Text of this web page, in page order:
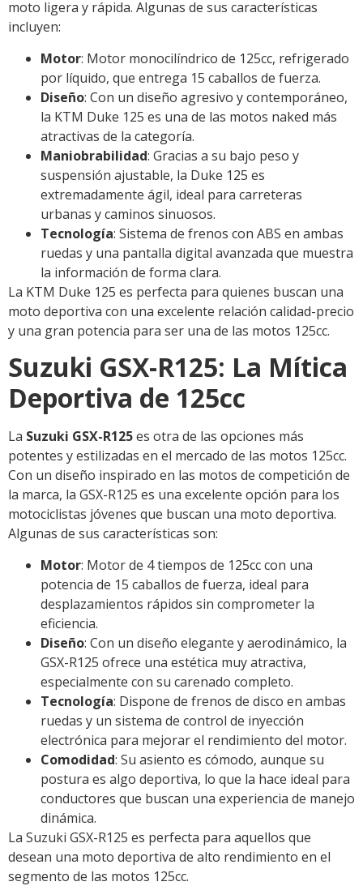
moto ligera y rápida. Algunas de sus características
incluyen:
Motor: Motor monocilíndrico de 125cc, refrigerado
por líquido, que entrega 15 caballos de fuerza.
Diseño: Con un diseño agresivo y contemporáneo,
la KTM Duke 125 es una de las motos naked más
atractivas de la categoría.
Maniobrabilidad: Gracias a su bajo peso y
suspensión ajustable, la Duke 125 es
extremadamente ágil, ideal para carreteras
urbanas y caminos sinuosos.
Tecnología: Sistema de frenos con ABS en ambas
ruedas y una pantalla digital avanzada que muestra
la información de forma clara.
La KTM Duke 125 es perfecta para quienes buscan una
moto deportiva con una excelente relación calidad-precio
y una gran potencia para ser una de las motos 125cc.
Suzuki GSX-R125: La Mítica
Deportiva de 125cc
La Suzuki GSX-R125es otra de las opciones más
potentes y estilizadas en el mercado de las motos 125cc.
Con un diseño inspirado en las motos de competición de
la marca, la GSX-R125 es una excelente opción para los
motociclistas jóvenes que buscan una moto deportiva.
Algunas de sus características son:
Motor: Motor de 4 tiempos de 125cc con una
potencia de 15 caballos de fuerza, ideal para
desplazamientos rápidos sin comprometer la
eficiencia.
Diseño: Con un diseño elegante y aerodinámico, la
GSX-R125 ofrece una estética muy atractiva,
especialmente con su carenado completo.
Tecnología: Dispone de frenos de disco en ambas
ruedas y un sistema de control de inyección
electrónica para mejorar el rendimiento del motor.
Comodidad: Su asiento es cómodo, aunque su
postura es algo deportiva, lo que la hace ideal para
conductores que buscan una experiencia de manejo
dinámica.
La Suzuki GSX-R125 es perfecta para aquellos que
desean una moto deportiva de alto rendimiento en el
segmento de las motos 125cc.